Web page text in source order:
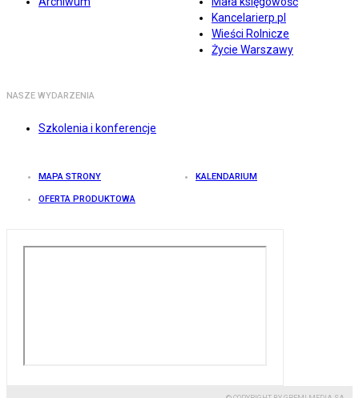
Kancelarierp.pl
Wieści Rolnicze
Życie Warszawy
NASZE WYDARZENIA
Szkolenia i konferencje
MAPA STRONY KALENDARIUM
OFERTA PRODUKTOWA